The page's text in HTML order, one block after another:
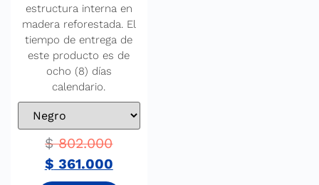
estructura interna en
madera reforestada. El
tiempo de entrega de
este producto es de
ocho (8) días
calendario.
$802.000
$ 361.000